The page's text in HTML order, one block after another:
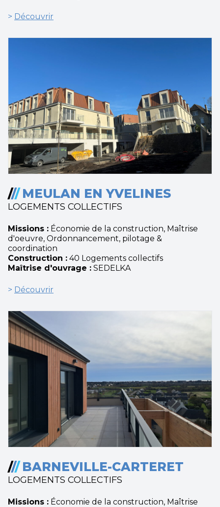
> Découvrir
/// MEULAN EN YVELINES
LOGEMENTS COLLECTIFS
Missions : Économie de la construction, Maîtrise
d'oeuvre, Ordonnancement, pilotage &
coordination
Construction : 40 Logements collectifs
Maîtrise d'ouvrage : SEDELKA
> Découvrir
/// BARNEVILLE-CARTERET
LOGEMENTS COLLECTIFS
Missions : Économie de la construction, Maîtrise